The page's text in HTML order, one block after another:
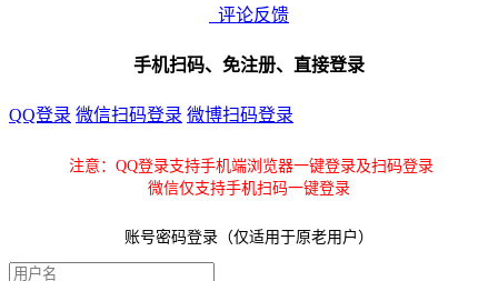
评论反馈
手机扫码、免注册、直接登录
QQ登录 微信扫码登录 微博扫码登录
注意：QQ登录支持手机端浏览器一键登录及扫码登录
微信仅支持手机扫码一键登录
账号密码登录（仅适用于原老用户）